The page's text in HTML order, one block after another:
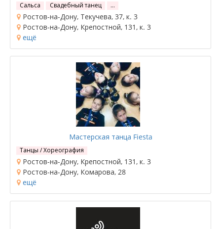
Сальса
Свадебный танец …
Ростов-на-Дону, Текучева, 37, к. 3
Ростов-на-Дону, Крепостной, 131, к. 3
ещё
Мастерская танца Fiesta
Танцы / Хореография
Ростов-на-Дону, Крепостной, 131, к. 3
Ростов-на-Дону, Комарова, 28
ещё